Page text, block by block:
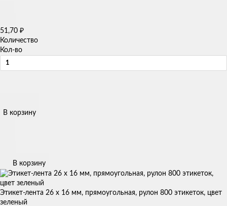
51,70 ₽
Количество
Кол-во
В корзину
В корзину
Этикет-лента 26 х 16 мм, прямоугольная, рулон 800 этикеток, цвет
зеленый